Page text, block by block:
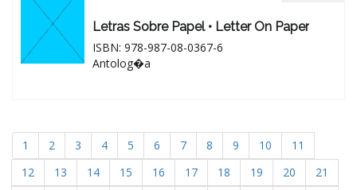
Letras Sobre Papel • Letter On Paper
ISBN: 978-987-08-0367-6
Antolog�a
1 2 3 4 5 6 7 8 9 10
11
12
13 14 15 16 17 18 19 20
21